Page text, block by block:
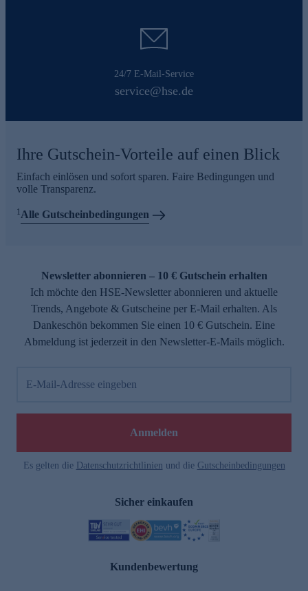
24/7 E-Mail-Service
service@hse.de
Ihre Gutschein-Vorteile auf einen Blick
Einfach einlösen und sofort sparen. Faire Bedingungen und
volle Transparenz.
1Alle Gutscheinbedingungen
Newsletter abonnieren – 10 € Gutschein erhalten
Ich möchte den HSE-Newsletter abonnieren und aktuelle
Trends, Angebote & Gutscheine per E-Mail erhalten. Als
Dankeschön bekommen Sie einen 10 € Gutschein. Eine
Abmeldung ist jederzeit in den Newsletter-E-Mails möglich.
E-Mail-Adresse eingeben
Anmelden
Es gelten die Datenschutzrichtlinien und die Gutscheinbedingungen
Sicher einkaufen
Kundenbewertung